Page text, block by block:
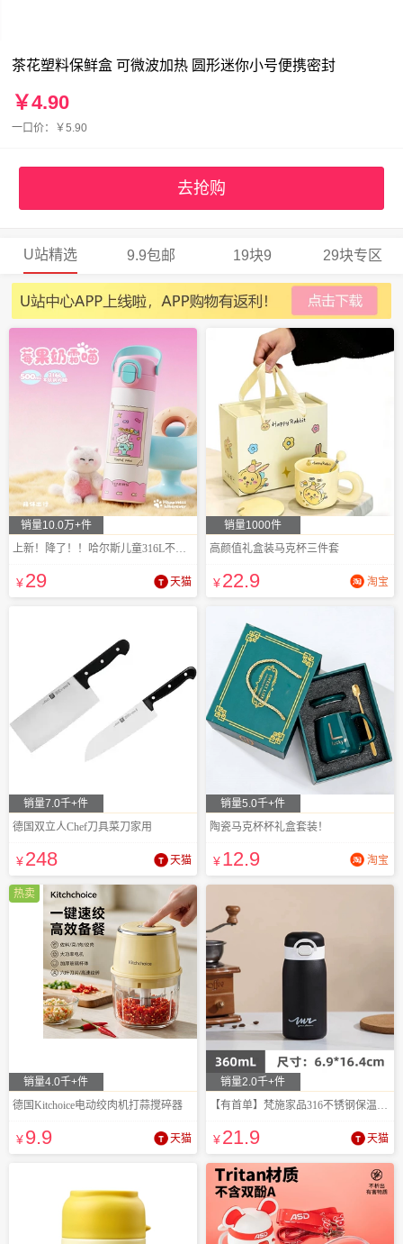
茶花塑料保鲜盒 可微波加热 圆形迷你小号便携密封
￥4.90
一口价：￥5.90
去抢购
U站精选 9.9包邮 19块9 29块专区
销量10.0万+件
上新！降了！！哈尔斯儿童316L不锈钢保温杯
¥29 天猫
销量1000件
高颜值礼盒装马克杯三件套
¥22.9 淘宝
销量7.0千+件
德国双立人Chef刀具菜刀家用
¥248 天猫
销量5.0千+件
陶瓷马克杯杯礼盒套装！
¥12.9 淘宝
热卖
销量4.0千+件
德国Kitchoice电动绞肉机打蒜搅碎器
¥9.9 天猫
销量2.0千+件
【有首单】梵施家品316不锈钢保温杯黑360ML
¥21.9 天猫